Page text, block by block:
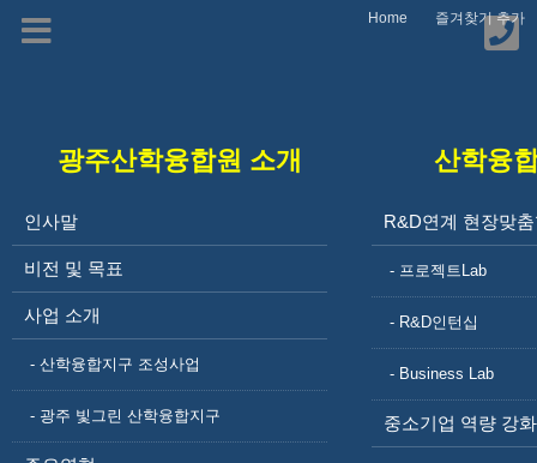
Home 즐겨찾기 추가
광주산학융합원 소개
인사말
비전 및 목표
사업 소개
- 산학융합지구 조성사업
- 광주 빛그린 산학융합지구
산학융
R&D연계 현장맞
- 프로젝트Lab
- R&D인턴십
- Business Lab
중소기업 역량 강화
광주 빛그린 산학융합
지구